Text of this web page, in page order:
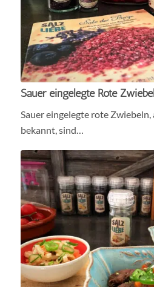
Sauer eingelegte Rote
Sauer eingelegte rote Zwiebeln,
bekannt, sind…